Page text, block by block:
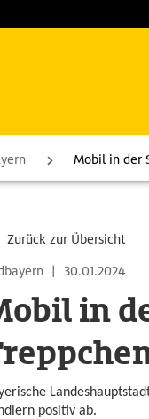
Mobil in der
Zurück zur Übersicht
| 30.01.2024
in
positiv ab.